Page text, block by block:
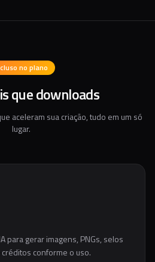
no plano
que downloads
aceleram sua criação, tudo em um só
lugar.
para gerar imagens, PNGs, selos
conforme o uso.